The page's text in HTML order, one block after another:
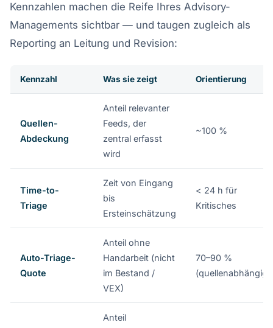
Kennzahlen machen die Reife Ihres Advisory-
Managements sichtbar — und taugen zugleich als
Reporting an Leitung und Revision:
Kennzahl Was sie zeigt Orientierung
Quellen-
Abdeckung
Anteil relevanter
Feeds, der
zentral erfasst
wird
~100 %
Time-to-
Triage
Zeit von Eingang
bis
Ersteinschätzung
< 24 h für
Kritisches
Auto-Triage-
Quote
Anteil ohne
Handarbeit (nicht
im Bestand /
VEX)
70–90 %
(quellenabhängig)
Anteil